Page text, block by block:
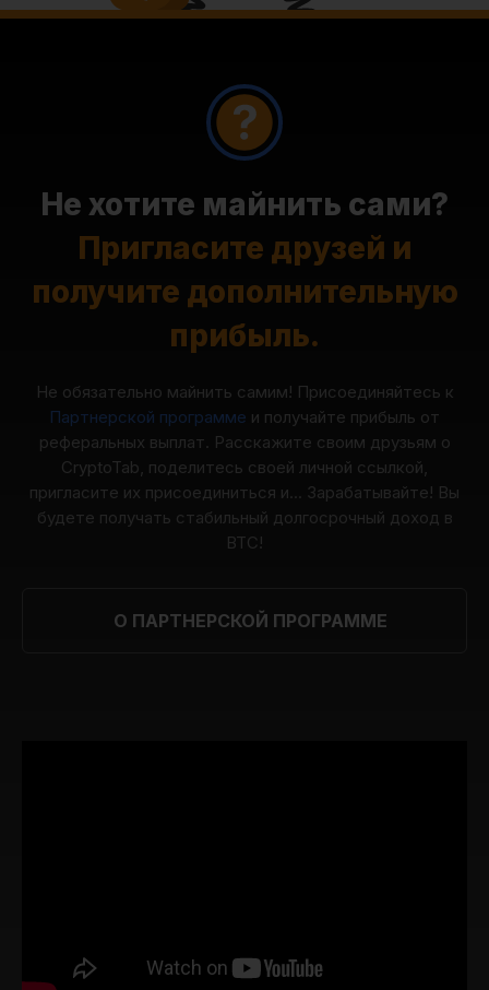
Не хотите майнить сами?
Пригласите друзей и
получите дополнительную
прибыль.
Не обязательно майнить самим! Присоединяйтесь к
Партнерской программе и получайте прибыль от
реферальных выплат. Расскажите своим друзьям о
CryptoTab, поделитесь своей личной ссылкой,
пригласите их присоединиться и... Зарабатывайте! Вы
будете получать стабильный долгосрочный доход в
BTC!
О ПАРТНЕРСКОЙ ПРОГРАММЕ